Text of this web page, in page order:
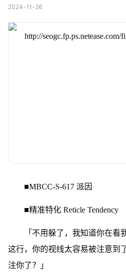
2024-11-26
■MBCC-S-617 派因
■精准特化 Reticle Tendency
「不用躲了，我知道你在看
这行，你的视线太容易被注意
注你了？」